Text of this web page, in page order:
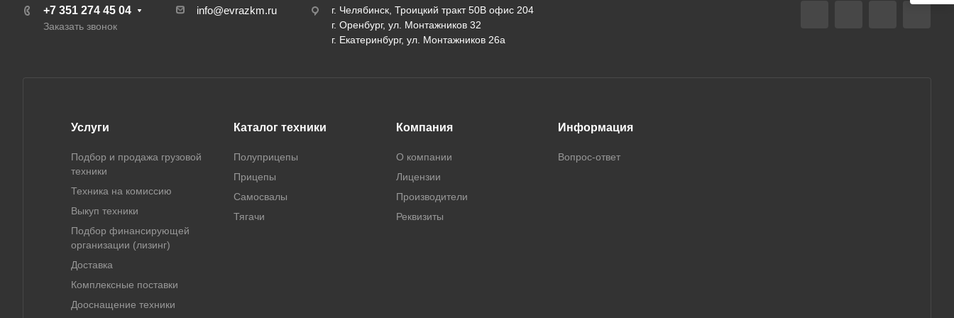
+7 351 274 45 04
Заказать звонок
info@evrazkm.ru
г. Челябинск, Троицкий тракт 50В офис 204
г. Оренбург, ул. Монтажников 32
г. Екатеринбург, ул. Монтажников 26а
Услуги
Подбор и продажа грузовой
техники
Техника на комиссию
Выкуп техники
Подбор финансирующей
организации (лизинг)
Доставка
Комплексные поставки
Дооснащение техники
Каталог техники
Полуприцепы
Прицепы
Самосвалы
Тягачи
Компания
О компании
Лицензии
Производители
Реквизиты
Информация
Вопрос-ответ